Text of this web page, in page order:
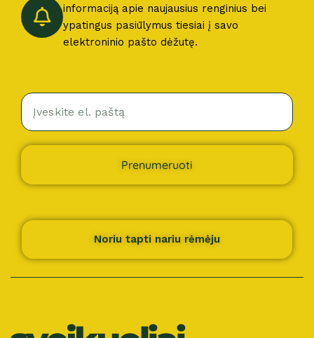
informaciją apie naujausius renginius bei
ypatingus pasiūlymus tiesiai į savo
elektroninio pašto dėžutę.
Prenumeruoti
Noriu tapti nariu rėmėju